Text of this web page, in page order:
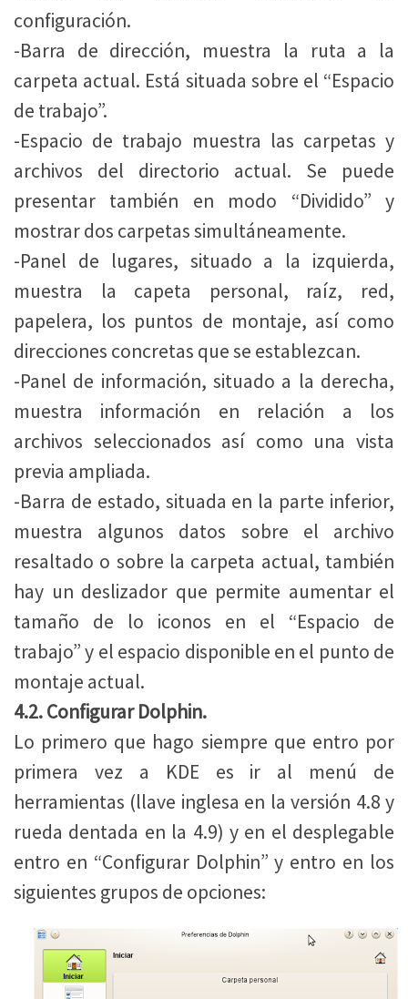
configuración.
-Barra de dirección, muestra la ruta a la
carpeta actual. Está situada sobre el “Espacio
de trabajo”.
-Espacio de trabajo muestra las carpetas y
archivos del directorio actual. Se puede
presentar también en modo “Dividido” y
mostrar dos carpetas simultáneamente.
-Panel de lugares, situado a la izquierda,
muestra la capeta personal, raíz, red,
papelera, los puntos de montaje, así como
direcciones concretas que se establezcan.
-Panel de información, situado a la derecha,
muestra información en relación a los
archivos seleccionados así como una vista
previa ampliada.
-Barra de estado, situada en la parte inferior,
muestra algunos datos sobre el archivo
resaltado o sobre la carpeta actual, también
hay un deslizador que permite aumentar el
tamaño de lo iconos en el “Espacio de
trabajo” y el espacio disponible en el punto de
montaje actual.
4.2. Configurar Dolphin.
Lo primero que hago siempre que entro por
primera vez a KDE es ir al menú de
herramientas (llave inglesa en la versión 4.8 y
rueda dentada en la 4.9) y en el desplegable
entro en “Configurar Dolphin” y entro en los
siguientes grupos de opciones: